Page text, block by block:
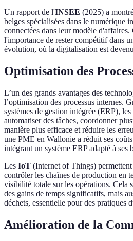
Un rapport de l'INSEE (2025) a
belges spécialisées dans le numérique
connectées dans leur modèle
l'importance de rester compétitif dans
évolution, où la digitalisation est
Optimisation des
L’un des grands avantages des
l’optimisation des processus internes.
systèmes de gestion intégrée (ERP),
automatiser des tâches, coordonner
manière plus efficace et réduire les
une PME en Wallonie a réduit ses
intégrant un système ERP adapté à ses
Les IoT (Internet of Things)
contrôler les chaînes de production en
visibilité totale sur les opérations. Cela
des gains de temps significatifs, mais
déchets, essentielle pour des pratiques
Amélioration de la